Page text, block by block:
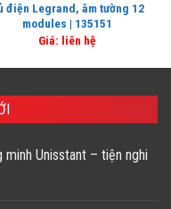
điện Legrand, âm tường 12
modules | 135151
Giá: liên hệ
minh Unisstant – tiện nghi